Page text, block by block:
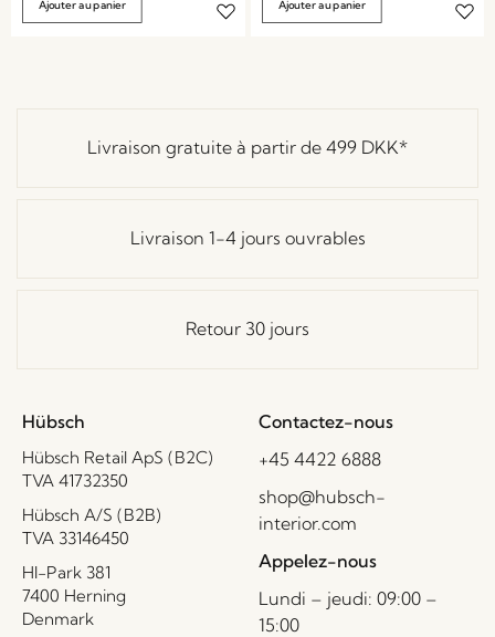
Ajouter au panier Ajouter au panier
Livraison gratuite à partir de 499 DKK*
Livraison 1-4 jours ouvrables
Retour 30 jours
Hübsch
Hübsch Retail ApS (B2C)
TVA 41732350
Hübsch A/S (B2B)
TVA 33146450
HI-Park 381
7400 Herning
Denmark
Contactez-nous
+45 4422 6888
shop@hubsch-
interior.com
Appelez-nous
Lundi – jeudi: 09:00 –
15:00